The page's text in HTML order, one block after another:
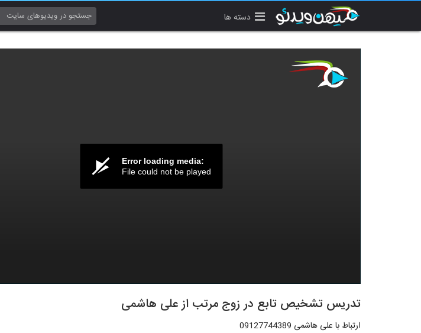
دسته ها
Error loading media:
File could not be played
تدریس تشخیص تابع در زوج مرتب از علی هاشمی
ارتباط با علی هاشمی 09127744389